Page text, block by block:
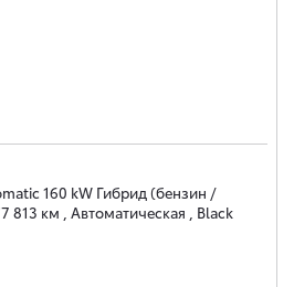
160 kW Гибрид (бензин /
813 км , Автоматическая , Black